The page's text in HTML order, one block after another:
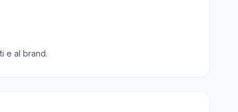
e al brand.